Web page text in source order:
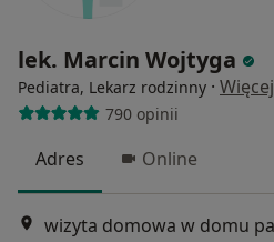
lek. Marcin Wojtyga
Pediatra, Lekarz rodzinny · Więcej
790 opinii
Adres Online